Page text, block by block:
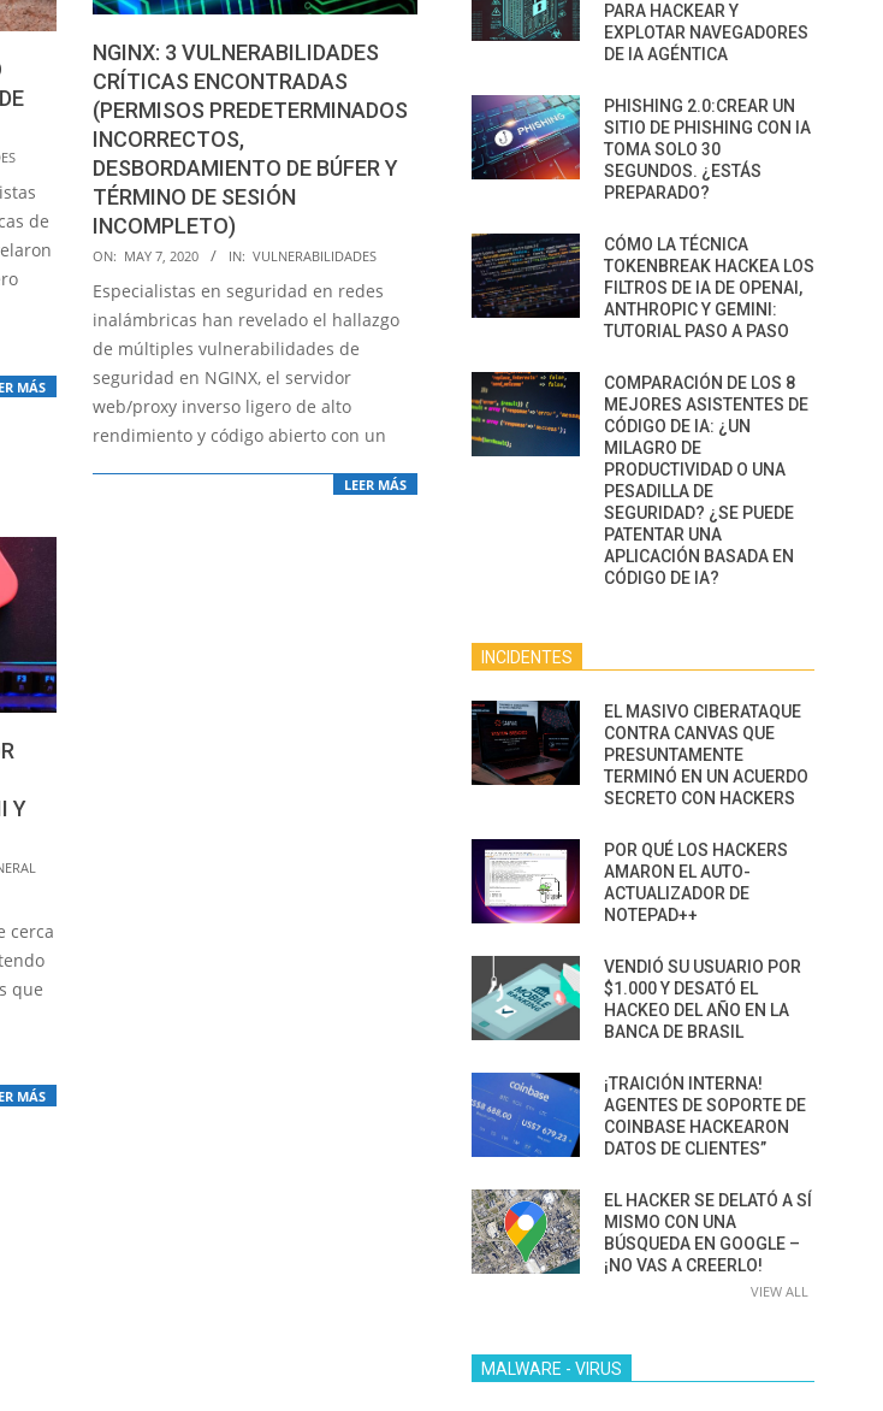
de
MÁS
NGINX: 3 VULNERABILIDADES
CRÍTICAS ENCONTRADAS
(PERMISOS PREDETERMINADOS
INCORRECTOS,
DESBORDAMIENTO DE BÚFER Y
TÉRMINO DE SESIÓN
INCOMPLETO)
2020-
05-
07
ON: MAY 7, 2020 IN: VULNERABILIDADES
Especialistas en seguridad en redes
inalámbricas han revelado el hallazgo
de múltiples vulnerabilidades de
seguridad en NGINX, el servidor
web/proxy inverso ligero de alto
rendimiento y código abierto con un
LEER MÁS
Y
cerca
que
MÁS
PARA HACKEAR Y
EXPLOTAR NAVEGADORES
DE IA AGÉNTICA
PHISHING 2.0:CREAR UN
SITIO DE PHISHING CON IA
TOMA SOLO 30
SEGUNDOS. ¿ESTÁS
PREPARADO?
CÓMO LA TÉCNICA
TOKENBREAK HACKEA LOS
FILTROS DE IA DE OPENAI,
ANTHROPIC Y GEMINI:
TUTORIAL PASO A PASO
COMPARACIÓN DE LOS 8
MEJORES ASISTENTES DE
CÓDIGO DE IA: ¿UN
MILAGRO DE
PRODUCTIVIDAD O UNA
PESADILLA DE
SEGURIDAD? ¿SE PUEDE
PATENTAR UNA
APLICACIÓN BASADA EN
CÓDIGO DE IA?
INCIDENTES
EL MASIVO CIBERATAQUE
CONTRA CANVAS QUE
PRESUNTAMENTE
TERMINÓ EN UN ACUERDO
SECRETO CON HACKERS
POR QUÉ LOS HACKERS
AMARON EL AUTO-
ACTUALIZADOR DE
NOTEPAD++
VENDIÓ SU USUARIO POR
$1.000 Y DESATÓ EL
HACKEO DEL AÑO EN LA
BANCA DE BRASIL
¡TRAICIÓN INTERNA!
AGENTES DE SOPORTE DE
COINBASE HACKEARON
DATOS DE CLIENTES”
EL HACKER SE DELATÓ A SÍ
MISMO CON UNA
BÚSQUEDA EN GOOGLE –
¡NO VAS A CREERLO!
VIEW ALL
MALWARE - VIRUS